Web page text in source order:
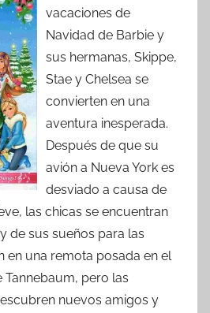
vacaciones de
Navidad de Barbie y
sus hermanas, Skippe,
Stae y Chelsea se
convierten en una
aventura inesperada.
Después de que su
avión a Nueva York es
desviado a causa de
las chicas se encuentran
de sus sueños para las
en una remota posada en el
pero las
nuevos amigos y